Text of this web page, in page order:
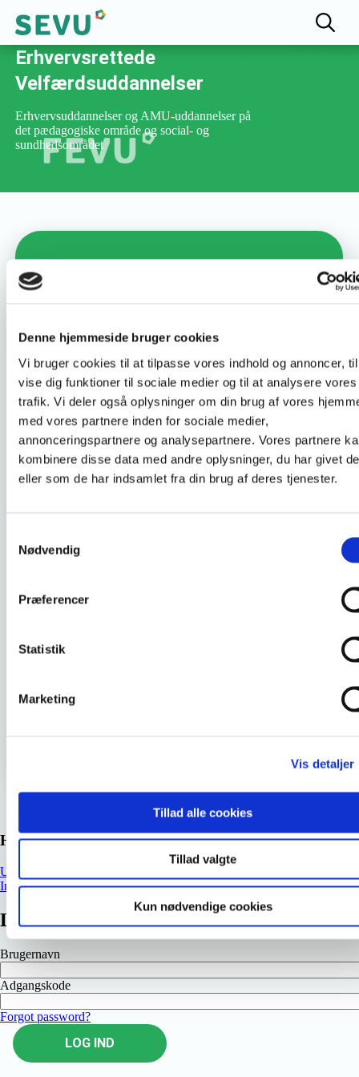
Denne hjemmeside bruger cookies
Vi bruger cookies til at tilpasse vores indhold og annoncer,
vise dig funktioner til sociale medier og til at analysere vores
trafik. Vi deler også oplysninger om din brug af vores
med vores partnere inden for sociale medier,
annonceringspartnere og analysepartnere. Vores partnere
kombinere disse data med andre oplysninger, du har givet
eller som de har indsamlet fra din brug af deres tjenester.
Nødvendig
Præferencer
Statistik
Marketing
Vis detaljer
Tillad alle cookies
Tillad valgte
Kun nødvendige cookies
Fællesudvalget for
Erhvervsrettede
Velfærdsuddannelser
Erhvervsuddannelser og AMU-uddannelser på
det pædagogiske område og social- og
sundhedsområdet
Varighed :
DKLL nummer : 4
Injektion af medicin
Deltageren kan udføre subkutan og
og informere borgeren om sine handlinger.
subkutan og intramuskulær injektion af
korrekt.
SE PLANLAGT HOLD OG TILMELD DIG
Hent uddannelsesmaterialer
Uddannelsens målformulering
Inspirationsmateriale
Log ind
Brugernavn
Adgangskode
Forgot password?